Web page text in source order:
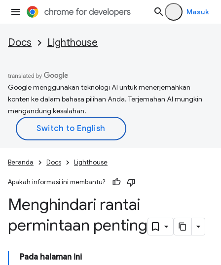
Masuk
Docs Lighthouse
Google menggunakan teknologi AI untuk menerjemahkan
konten ke dalam bahasa pilihan Anda. Terjemahan AI mungkin
mengandung kesalahan.
Beranda Docs Lighthouse
Apakah informasi ini membantu?
Menghindari rantai
permintaan penting
Pada halaman ini